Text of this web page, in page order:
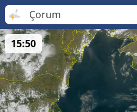
Çorum
15:50